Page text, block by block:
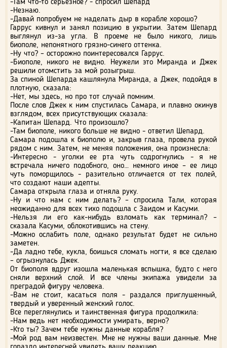
-Там что-то серьезное? - спросил Шепард
-Незнаю.
-Давай попробуем не наделать дыр в корабле хорошо?
Гаррус кивнул и занял позицию в укрытии. Затем Шепард
выглянул из-за угла. В проеме не было никого, лишь
биополе, непонятного грязно-синего оттенка.
-Ну что? – осторожно поинтересовался Гаррус.
-Биополе, никого не видно. Неужели это Миранда и Джек
решили отомстить за мой розыгрыш.
За спиной Шепарда кашлянула Миранда, а Джек, подойдя в
плотную, сказала:
-Нет, мы здесь, но про тот случай помним.
После слов Джек к ним спустилась Самара, и плавно окинув
взглядом, всех присутствующих сказала:
-Капитан Шепард. Что произошло?
-Там биополе, никого больше не видно - ответил Шепард.
Самара подошла к биополю и, закрыв глаза, провела рукой
рядом с ним. Затем, не меняя положения, она произнесла:
-Интересно - уголки ее рта чуть содрогнулись - я не
встречала ничего подобного, оно… немного иное – ее лицо
чуть поморщилось - разительно отличается от тех полей,
что создают наши адепты.
Самара открыла глаза и отняла руку.
-Ну и что нам с ним делать? – спросила Тали, которая
неожиданно для всех тихо подошла с Заидом и Касуми.
-Нельзя ли его как-нибудь взломать как терминал? –
сказала Касуми, облокотившись на стену.
-Можно ослабить поле, однако результат будет не сильно
заметен.
-Да ладно тебе, кукла, боишься сломать ногти, я все сделаю
– огрызнулась Джек.
От биополя вдруг изошла маленькая вспышка, будто с него
сняли верхний слой. И все члены экипажа увидели за
преградой фигуру человека.
-Вам не стоит, касаться поля - раздался приглушенный,
твердый и уверенный женский голос.
Все переглянулись и таинственная фигура продолжила:
-Нам ведь нет необходимости умирать, верно?
-Кто ты? Зачем тебе нужны данные корабля?
-Мой род вам неизвестен. Мне не нужны ваши данные. Мне